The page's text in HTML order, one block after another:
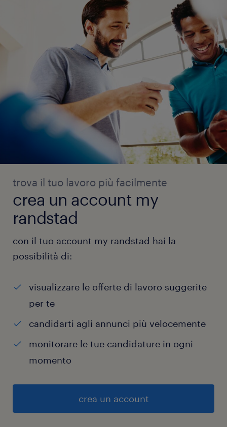
trova il tuo lavoro più facilmente
crea un account my
randstad
con il tuo account my randstad hai la
possibilità di:
visualizzare le offerte di lavoro suggerite
per te
candidarti agli annunci più velocemente
monitorare le tue candidature in ogni
momento
crea un account